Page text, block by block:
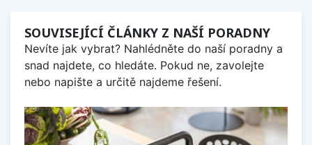
SOUVISEJÍCÍ ČLÁNKY Z NAŠÍ PORADNY
Nevíte jak vybrat? Nahlédněte do naší poradny a
snad najdete, co hledáte. Pokud ne, zavolejte
nebo napište a určitě najdeme řešení.